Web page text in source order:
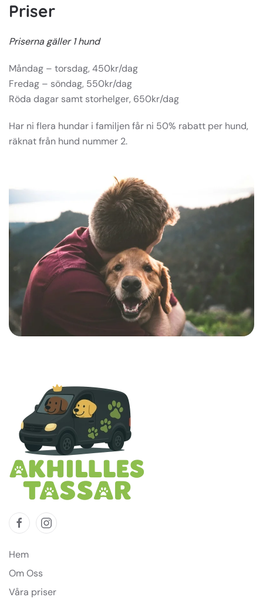
Priser
Priserna gäller 1 hund
Måndag – torsdag, 450kr/dag
Fredag – söndag, 550kr/dag
Röda dagar samt storhelger, 650kr/dag
Har ni flera hundar i familjen får ni 50% rabatt per hund,
räknat från hund nummer 2.
Hem
Om Oss
Våra priser